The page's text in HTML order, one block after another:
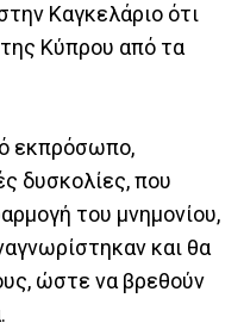
Καγκελάριο ότι
Κύπρου από τα
εκπρόσωπο,
δυσκολίες, που
του μνημονίου,
και θα
ώστε να βρεθούν